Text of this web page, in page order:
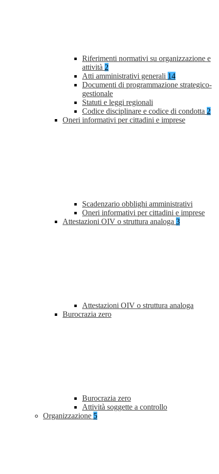
Riferimenti normativi su organizzazione e
attività 2
Atti amministrativi generali 14
Documenti di programmazione strategico-
gestionale
Statuti e leggi regionali
Codice disciplinare e codice di condotta 2
Oneri informativi per cittadini e imprese
Scadenzario obblighi amministrativi
Oneri informativi per cittadini e imprese
Attestazioni OIV o struttura analoga 3
Attestazioni OIV o struttura analoga
Burocrazia zero
Burocrazia zero
Attività soggette a controllo
Organizzazione 5